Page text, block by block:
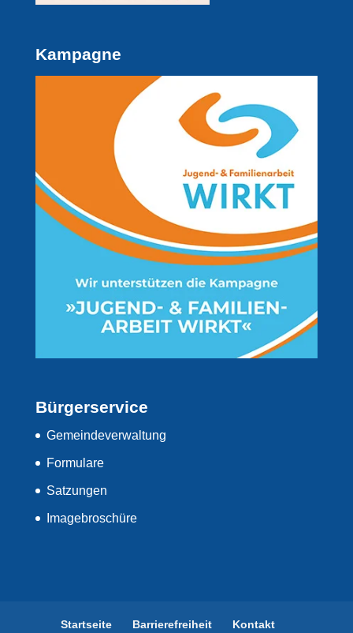
Kampagne
Bürgerservice
Gemeindeverwaltung
Formulare
Satzungen
Imagebroschüre
Startseite Barrierefreiheit Kontakt